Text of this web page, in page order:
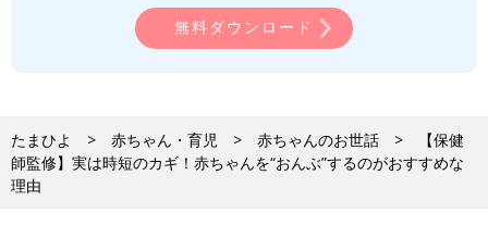
無料ダウンロード
たまひよ 赤ちゃん・育児 赤ちゃんのお世話
【保健
師監修】実は時短のカギ！赤ちゃんを“おんぶ”するのがおすすめな
理由